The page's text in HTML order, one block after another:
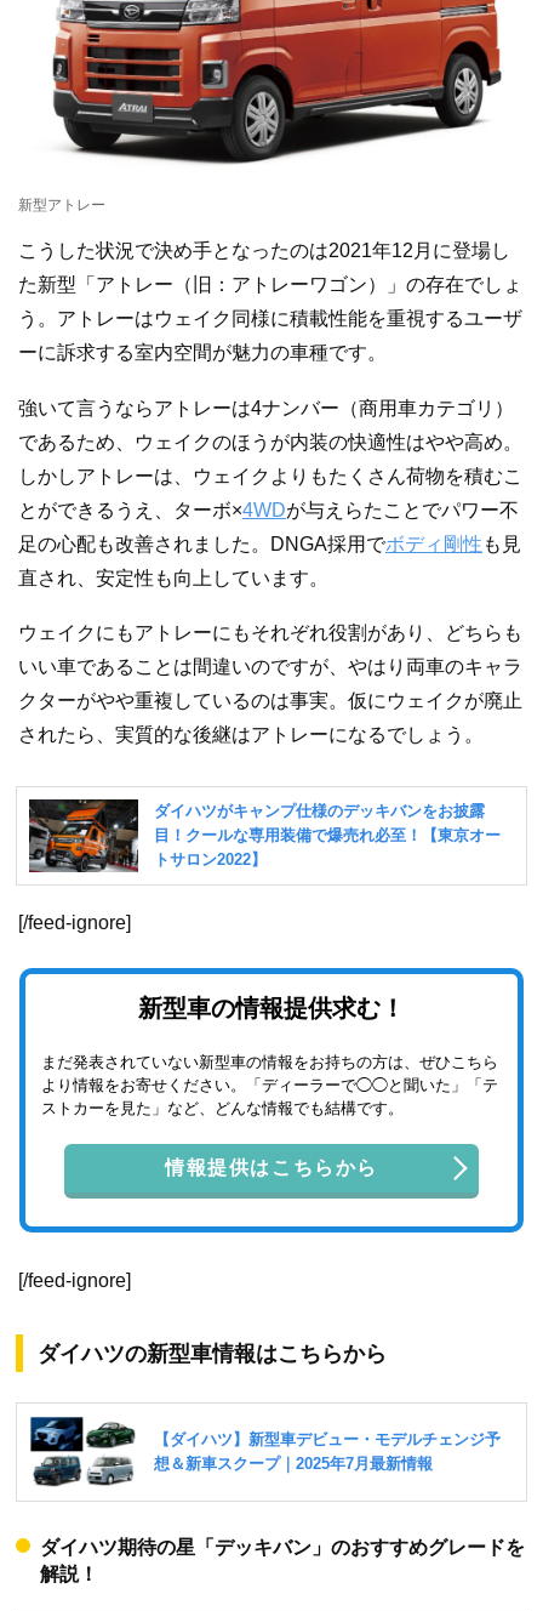
新型アトレー
こうした状況で決め手となったのは2021年12月に登場し
た新型「アトレー（旧：アトレーワゴン）」の存在でしょ
う。アトレーはウェイク同様に積載性能を重視するユーザ
ーに訴求する室内空間が魅力の車種です。
強いて言うならアトレーは4ナンバー（商用車カテゴリ）
であるため、ウェイクのほうが内装の快適性はやや高め。
しかしアトレーは、ウェイクよりもたくさん荷物を積むこ
とができるうえ、ターボ×4WDが与えらたことでパワー不
足の心配も改善されました。DNGA採用でボディ剛性 も見
直され、安定性も向上しています。
ウェイクにもアトレーにもそれぞれ役割があり、どちらも
いい車であることは間違いのですが、やはり両車のキャラ
クターがやや重複しているのは事実。仮にウェイクが廃止
されたら、実質的な後継はアトレーになるでしょう。
[/feed-ignore]
新型車の情報提供求む！
まだ発表されていない新型車の情報をお持ちの方は、ぜひこちら
より情報をお寄せください。「ディーラーで◯◯と聞いた」「テ
ストカーを見た」など、どんな情報でも結構です。
情報提供はこちらから
[/feed-ignore]
ダイハツの新型車情報はこちらから
ダイハツ期待の星「デッキバン」のおすすめグレードを
解説！